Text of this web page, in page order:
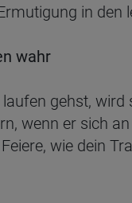
in den
wahr
gehst,
wenn er sich
wie dein